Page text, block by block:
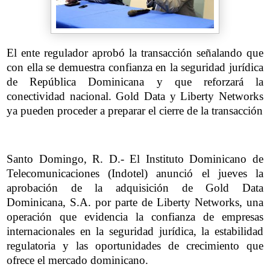
El ente regulador aprobó la transacción señalando que
con ella se demuestra confianza en la seguridad jurídica
de República Dominicana y que reforzará la
conectividad nacional. Gold Data y Liberty Networks
ya pueden proceder a preparar el cierre de la transacción
Santo Domingo, R. D.- El Instituto Dominicano de
Telecomunicaciones (Indotel) anunció el jueves la
aprobación de la adquisición de Gold Data
Dominicana, S.A. por parte de Liberty Networks, una
operación que evidencia la confianza de empresas
internacionales en la seguridad jurídica, la estabilidad
regulatoria y las oportunidades de crecimiento que
ofrece el mercado dominicano.